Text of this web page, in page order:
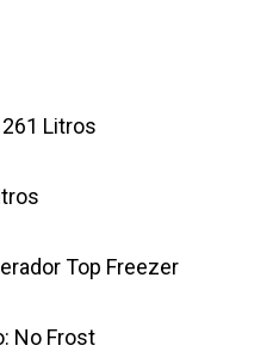
Litros
Top Freezer
No Frost